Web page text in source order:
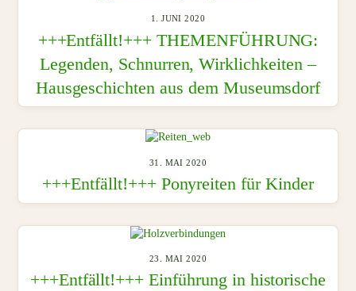
1. JUNI 2020
+++Entfällt!+++ THEMENFÜHRUNG:
Legenden, Schnurren, Wirklichkeiten –
Hausgeschichten aus dem Museumsdorf
31. MAI 2020
+++Entfällt!+++ Ponyreiten für Kinder
23. MAI 2020
+++Entfällt!+++ Einführung in historische